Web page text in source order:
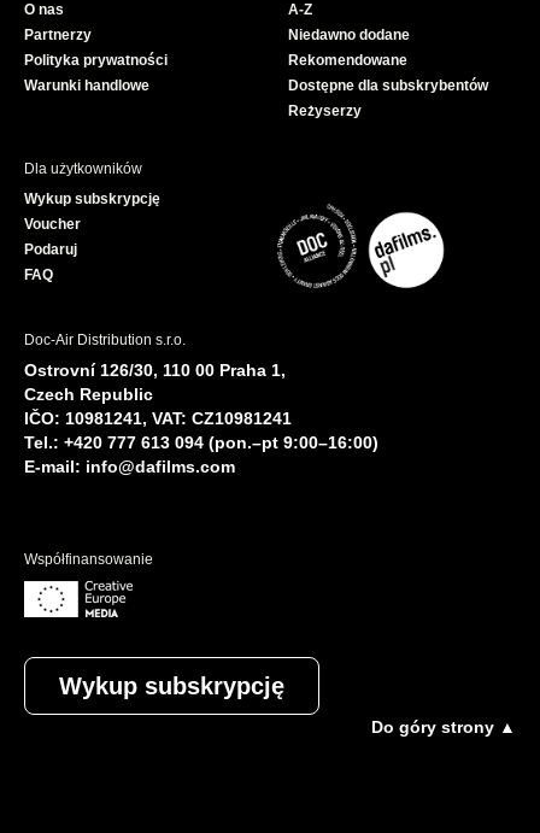
e
O nas
Partnerzy
Polityka prywatności
Warunki handlowe
A-Z
Niedawno dodane
Rekomendowane
Dostępne dla subskrybentów
Reżyserzy
Dla użytkowników
Wykup subskrypcję
Voucher
Podaruj
FAQ
Doc-Air Distribution s.r.o.
Ostrovní 126/30, 110 00 Praha 1,
Czech Republic
IČO: 10981241, VAT: CZ10981241
Tel.: +420 777 613 094 (pon.–pt 9:00–16:00)
E-mail: info@dafilms.com
Współfinansowanie
Wykup subskrypcję
Do góry strony ▲